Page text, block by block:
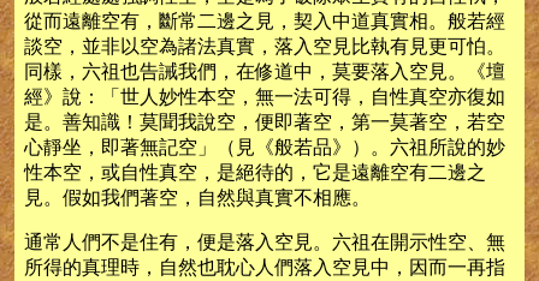
從而遠離空有，斷常二邊之見，契入中道真實相。般若經
談空，並非以空為諸法真實，落入空見比執有見更可怕。
同樣，六祖也告誡我們，在修道中，莫要落入空見。《壇
經》說：「世人妙性本空，無一法可得，自性真空亦復如
是。善知識！莫聞我說空，便即著空，第一莫著空，若空
心靜坐，即著無記空」（見《般若品》）。六祖所說的妙
性本空，或自性真空，是絕待的，它是遠離空有二邊之
見。假如我們著空，自然與真實不相應。
通常人們不是住有，便是落入空見。六祖在開示性空、無
所得的真理時，自然也耽心人們落入空見中，因而一再指